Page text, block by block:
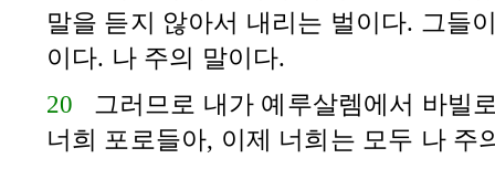
말을 듣지 않아서 내리는 벌이다. 그들
이다. 나 주의 말이다.
20 그러므로 내가 예루살렘에서 바빌
너희 포로들아, 이제 너희는 모두 나 주